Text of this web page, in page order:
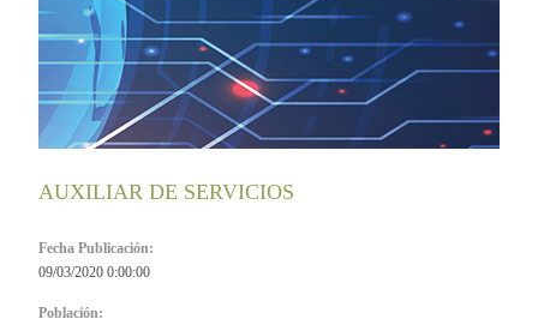
AUXILIAR DE SERVICIOS
Fecha Publicación:
09/03/2020 0:00:00
Población: